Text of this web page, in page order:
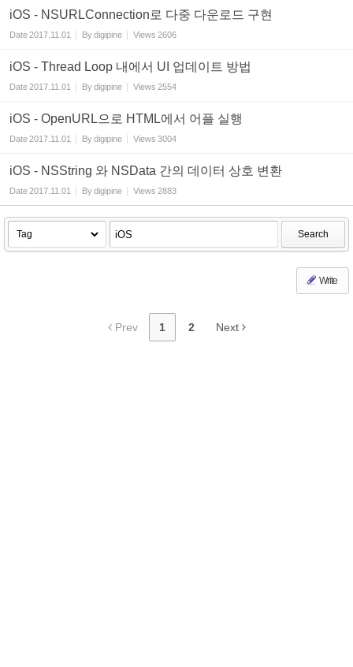
iOS - NSURLConnection로 다중 다운로드 구현
Date2017.11.01 Bydigipine Views 2606
iOS - Thread Loop 내에서 UI 업데이트 방법
Date2017.11.01 Bydigipine Views 2554
iOS - OpenURL으로 HTML에서 어플 실행
Date2017.11.01 Bydigipine Views 3004
iOS - NSString 와 NSData 간의 데이터 상호 변환
Date2017.11.01 Bydigipine Views 2883
Search
Write
Prev 1 2 Next